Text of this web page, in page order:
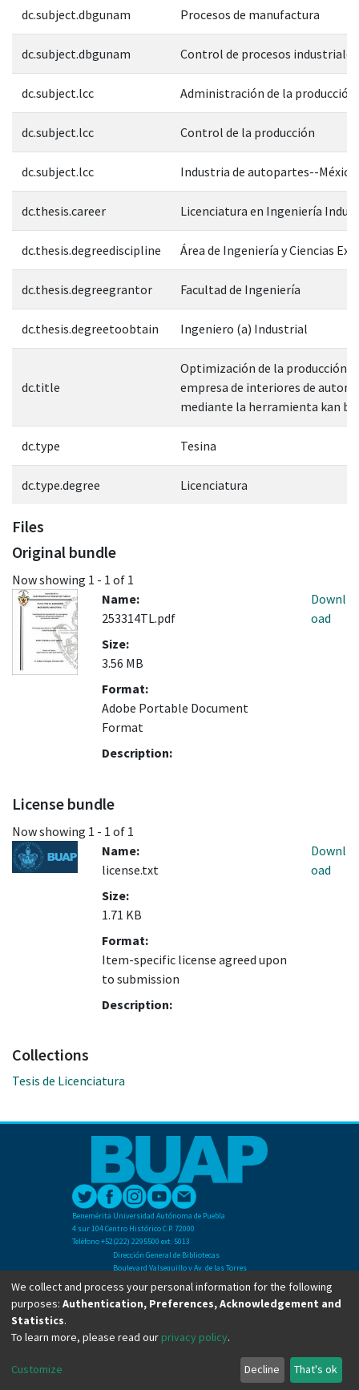
dc.subject.dbgunam Procesos de manufactura
dc.subject.dbgunam Control de procesos industriales
dc.subject.lcc Administración de la producción
dc.subject.lcc Control de la producción
dc.subject.lcc Industria de autopartes--
dc.thesis.career Licenciatura en Ingeniería
dc.thesis.degreediscipline Área de Ingeniería y Ciencias
dc.thesis.degreegrantor Facultad de Ingeniería
dc.thesis.degreetoobtain Ingeniero (a) Industrial
dc.title
Optimización de la producción
empresa de interiores de
mediante la herramienta kan
dc.type Tesina
dc.type.degree Licenciatura
Files
Original bundle
Now showing 1 - 1 of 1
Name:
253314TL.pdf
Size:
3.56 MB
Format:
Adobe Portable Document
Format
Description:
Downl
oad
License bundle
Now showing 1 - 1 of 1
Name:
license.txt
Size:
1.71 KB
Format:
Item-specific license agreed upon
to submission
Description:
Downl
oad
Collections
Tesis de Licenciatura
Benemérita Universidad Autónoma de Puebla
4 sur 104 Centro Histórico C.P. 72000
Teléfono +52(222) 2295500 ext. 5013
Dirección General de Bibliotecas
Boulevard Valsequillo y Av. de las Torres
Ciudad Universitaria. Col. San Manuel
C.P. 72570
Teléfono +52 (222) 2295500 Ext 2901
Copyright © Dirección General de Bibliotecas - BUAP 2024. All right reserved.
We collect and process your personal information for the following
purposes: Authentication, Preferences, Acknowledgement and
Statistics.
To learn more, please read our privacy policy.
Customize Decline That's ok